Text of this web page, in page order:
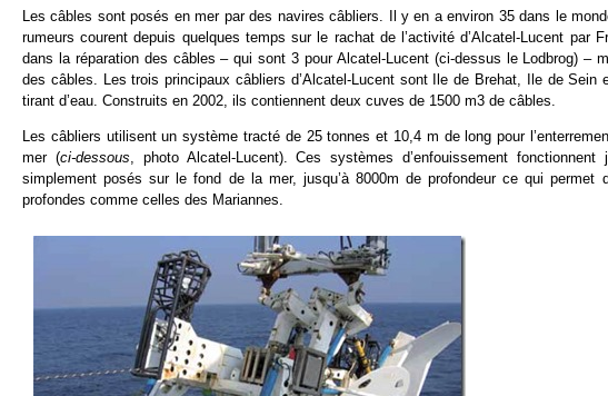
Les câbles sont posés en mer par des navires câbliers. Il y en a environ 35 dans le
rumeurs courent depuis quelques temps sur le rachat de l’activité d’Alcatel-Lucent
dans la réparation des câbles – qui sont 3 pour Alcatel-Lucent (ci-dessus le Lodbrog)
des câbles. Les trois principaux câbliers d’Alcatel-Lucent sont Ile de Brehat, Ile de
tirant d’eau. Construits en 2002, ils contiennent deux cuves de 1500 m3 de câbles.
Les câbliers utilisent un système tracté de 25 tonnes et 10,4 m de long pour
mer (ci-dessous, photo Alcatel-Lucent). Ces systèmes d’enfouissement
simplement posés sur le fond de la mer, jusqu’à 8000m de profondeur ce qui
profondes comme celles des Mariannes.